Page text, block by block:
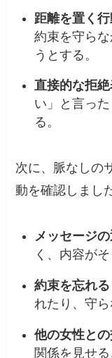
距離を置く
約束を守ら
うとする。
直接的な拒
い」と言っ
る。
次に、脈なしの
動を確認しまし
メッセージ
く、内容がそ
約束を忘れ
れたり、守ら
他の女性と
関係を見せ